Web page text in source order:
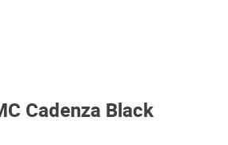
Cadenza Black